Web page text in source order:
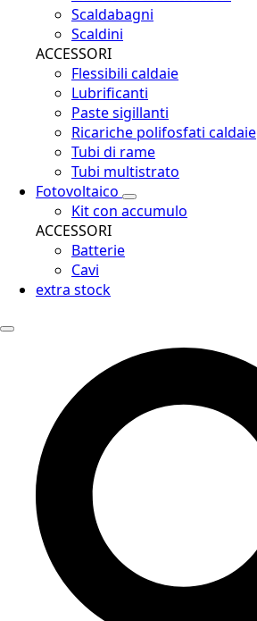
Scaldabagni
Scaldini
ACCESSORI
Flessibili caldaie
Lubrificanti
Paste sigillanti
Ricariche polifosfati caldaie
Tubi di rame
Tubi multistrato
Fotovoltaico
Kit con accumulo
ACCESSORI
Batterie
Cavi
extra stock